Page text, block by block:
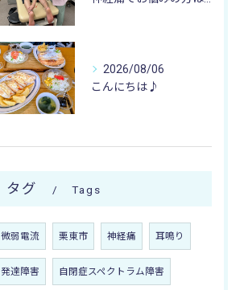
2026/08/06
こんにちは♪
タグ Tags
微弱電流 栗東市 神経痛 耳鳴り
発達障害 自閉症スペクトラム障害